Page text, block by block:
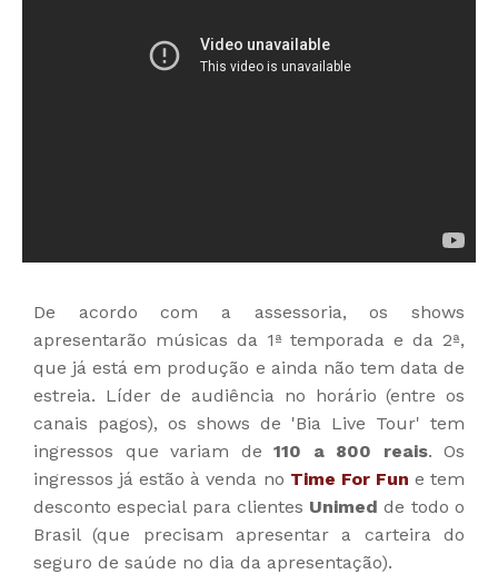
De acordo com a assessoria, os shows
apresentarão músicas da 1ª temporada e da 2ª,
que já está em produção e ainda não tem data de
estreia. Líder de audiência no horário (entre os
canais pagos), os shows de 'Bia Live Tour' tem
ingressos que variam de 110 a 800 reais. Os
ingressos já estão à venda no Time For Fun e tem
desconto especial para clientes Unimed de todo o
Brasil (que precisam apresentar a carteira do
seguro de saúde no dia da apresentação).